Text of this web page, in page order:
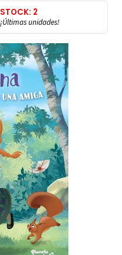
STOCK: 2
¡Últimas unidades!